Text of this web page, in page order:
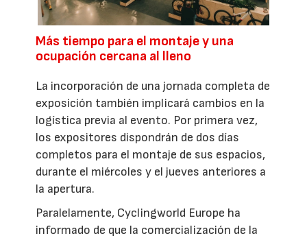
Más tiempo para el montaje y una
ocupación cercana al lleno
La incorporación de una jornada completa de
exposición también implicará cambios en la
logística previa al evento. Por primera vez,
los expositores dispondrán de dos días
completos para el montaje de sus espacios,
durante el miércoles y el jueves anteriores a
la apertura.
Paralelamente, Cyclingworld Europe ha
informado de que la comercialización de la